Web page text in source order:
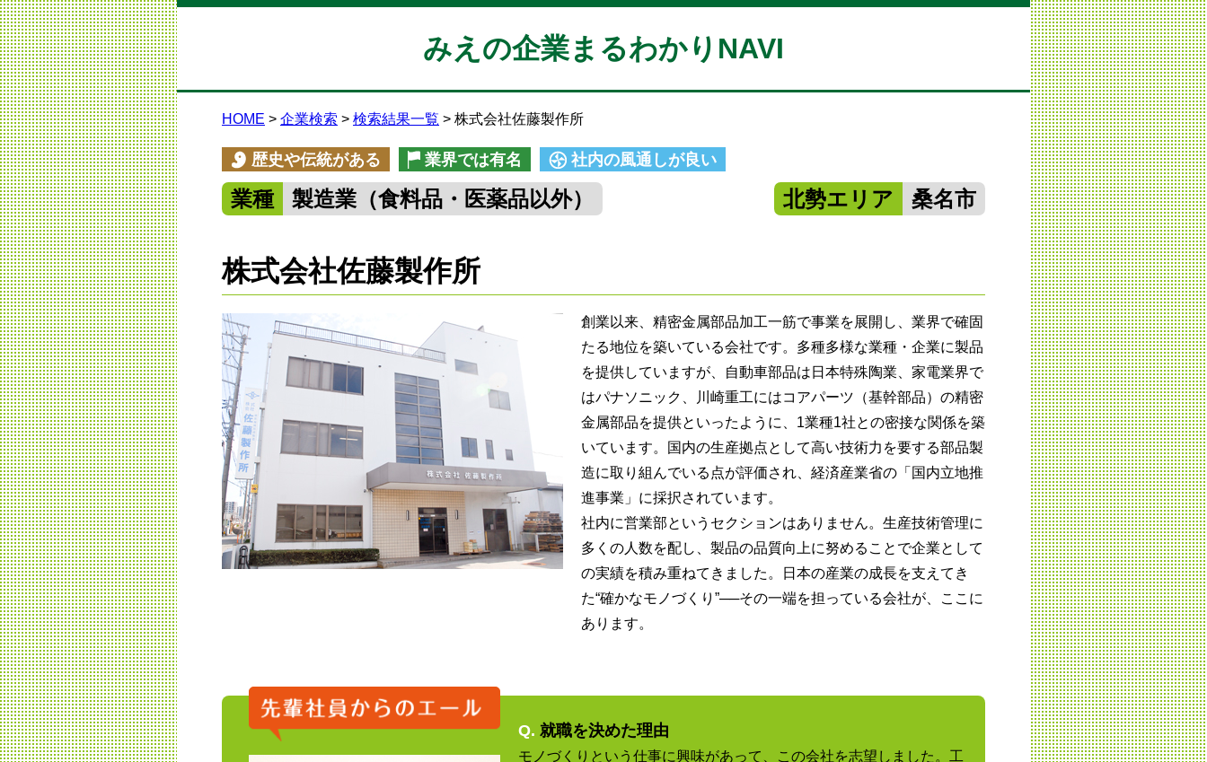
みえの企業まるわかりNAVI
HOME 企業検索 検索結果一覧 株式会社佐藤製作所
歴史や伝統がある 業界では有名 社内の風通しが良い
業種 製造業（食料品・医薬品以外） 北勢エリア 桑名市
株式会社佐藤製作所
創業以来、精密金属部品加工一筋で事業を展開し、業界で確固
たる地位を築いている会社です。多種多様な業種・企業に製品
を提供していますが、自動車部品は日本特殊陶業、家電業界で
はパナソニック、川崎重工にはコアパーツ（基幹部品）の精密
金属部品を提供といったように、1業種1社との密接な関係を築
いています。国内の生産拠点として高い技術力を要する部品製
造に取り組んでいる点が評価され、経済産業省の「国内立地推
進事業」に採択されています。
社内に営業部というセクションはありません。生産技術管理に
多くの人数を配し、製品の品質向上に努めることで企業として
の実績を積み重ねてきました。日本の産業の成長を支えてき
た“確かなモノづくり”──その一端を担っている会社が、ここに
あります。
Q. 就職を決めた理由
モノづくりという仕事に興味があって、この会社を志望しました。工